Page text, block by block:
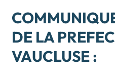
DE LA
VAUCLUSE: